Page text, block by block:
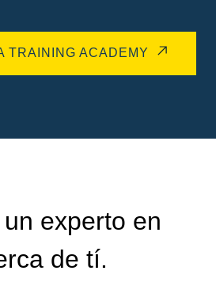
TRAINING ACADEMY
experto en
de tí.